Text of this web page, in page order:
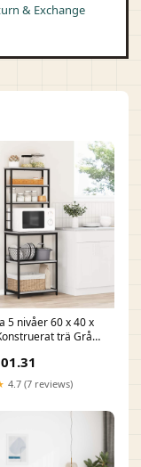
& Exchange
5 nivåer 60 x 40 x
trä Grå
4.7 (7 reviews)